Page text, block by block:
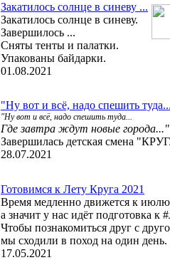
Закатилось солнце в синеву ...
Закатилось солнце в синеву.
Завершилось ...
Сняты тенты и палатки.
Упакованы байдарки.
01.08.2021
"Ну вот и всё, надо спешить
"Ну вот и всё, надо спешить туда...
Где завтра ждут новые города..."
Завершилась детская смена
28.07.2021
Готовимся к Лету Круга 2021
Время медленно движется к
а значит у нас идёт подготовка к
Чтобы познакомиться друг с
мы сходили в поход на один день.
17.05.2021